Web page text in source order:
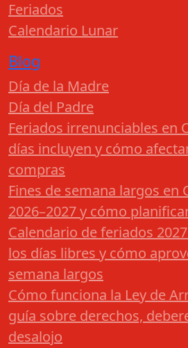
Feriados
Calendario Lunar
Blog
Día de la Madre
Día del Padre
Feriados irrenunciables en
días incluyen y cómo
compras
Fines de semana largos en
2026–2027 y cómo
Calendario de feriados
los días libres y cómo
semana largos
Cómo funciona la Ley de
guía sobre derechos,
desalojo